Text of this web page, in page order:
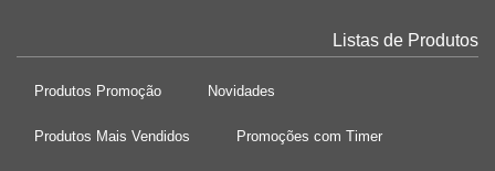
Listas de Produtos
Produtos Promoção Novidades
Produtos Mais Vendidos Promoções com Timer